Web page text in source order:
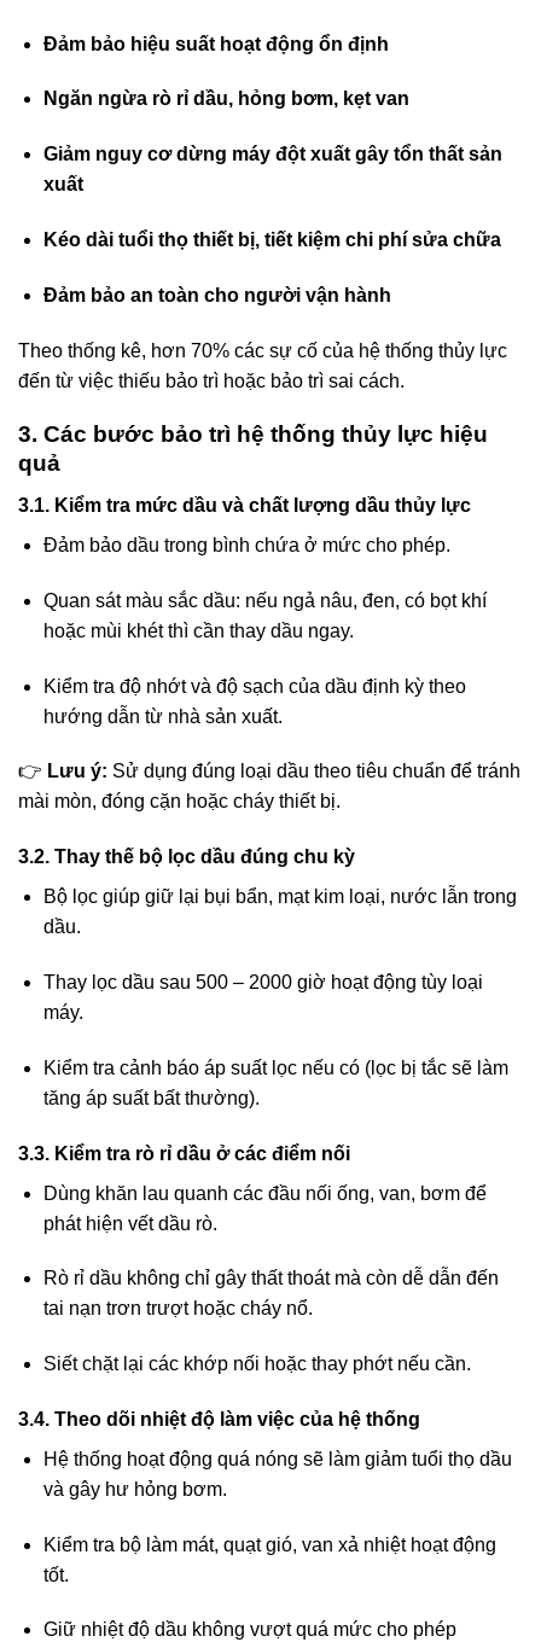
Đảm bảo hiệu suất hoạt động ổn định
Ngăn ngừa rò rỉ dầu, hỏng bơm, kẹt van
Giảm nguy cơ dừng máy đột xuất gây tổn thất sản
xuất
Kéo dài tuổi thọ thiết bị, tiết kiệm chi phí sửa chữa
Đảm bảo an toàn cho người vận hành
Theo thống kê, hơn 70% các sự cố của hệ thống thủy lực
đến từ việc thiếu bảo trì hoặc bảo trì sai cách.
3. Các bước bảo trì hệ thống thủy lực hiệu
quả
3.1. Kiểm tra mức dầu và chất lượng dầu thủy lực
Đảm bảo dầu trong bình chứa ở mức cho phép.
Quan sát màu sắc dầu: nếu ngả nâu, đen, có bọt khí
hoặc mùi khét thì cần thay dầu ngay.
Kiểm tra độ nhớt và độ sạch của dầu định kỳ theo
hướng dẫn từ nhà sản xuất.
👉 Lưu ý: Sử dụng đúng loại dầu theo tiêu chuẩn để tránh
mài mòn, đóng cặn hoặc cháy thiết bị.
3.2. Thay thế bộ lọc dầu đúng chu kỳ
Bộ lọc giúp giữ lại bụi bẩn, mạt kim loại, nước lẫn trong
dầu.
Thay lọc dầu sau 500 – 2000 giờ hoạt động tùy loại
máy.
Kiểm tra cảnh báo áp suất lọc nếu có (lọc bị tắc sẽ làm
tăng áp suất bất thường).
3.3. Kiểm tra rò rỉ dầu ở các điểm nối
Dùng khăn lau quanh các đầu nối ống, van, bơm để
phát hiện vết dầu rò.
Rò rỉ dầu không chỉ gây thất thoát mà còn dễ dẫn đến
tai nạn trơn trượt hoặc cháy nổ.
Siết chặt lại các khớp nối hoặc thay phớt nếu cần.
3.4. Theo dõi nhiệt độ làm việc của hệ thống
Hệ thống hoạt động quá nóng sẽ làm giảm tuổi thọ dầu
và gây hư hỏng bơm.
Kiểm tra bộ làm mát, quạt gió, van xả nhiệt hoạt động
tốt.
Giữ nhiệt độ dầu không vượt quá mức cho phép